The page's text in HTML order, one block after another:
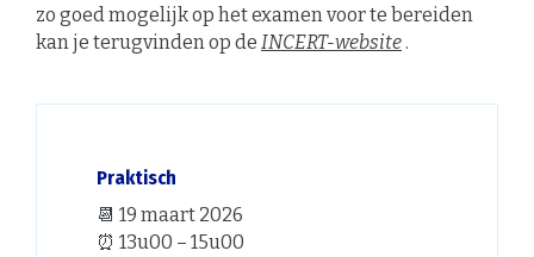
zo goed mogelijk op het examen voor te bereiden
kan je terugvinden op de INCERT-website.
Praktisch
📆 19 maart 2026
⏰ 13u00 – 15u00